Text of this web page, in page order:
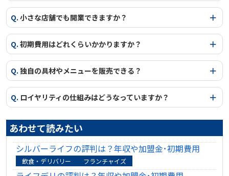
Q. 小さな店舗でも開業できますか？
Q. 初期費用はどれくらいかかりますか？
Q. 独自の具材やメニューを販売できる？
Q. ロイヤリティの仕組みはどうなっていますか？
あわせて読みたい
シルバーライフの評判は？年収や加盟金･初期費用
飲食・デリバリー フランチャイズ